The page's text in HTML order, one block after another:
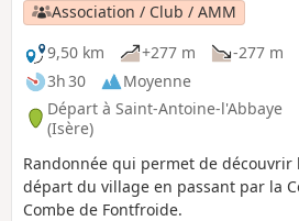
Association / Club / AMM
9,50 km
+277 m
-277 m
3h 30
Moyenne
Départ à Saint-Antoine-l'Abbaye
(Isère)
Randonnée qui permet de découvrir
départ du village en passant par la
Combe de Fontfroide.